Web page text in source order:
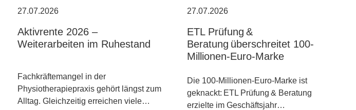
27.07.2026
Aktivrente 2026 –
Weiterarbeiten im Ruhestand
Fachkräftemangel in der
Physiotherapiepraxis gehört längst zum
Alltag. Gleichzeitig erreichen viele…
27.07.2026
ETL Prüfung &
Beratung überschreitet 100-
Millionen-Euro-Marke
Die 100-Millionen-Euro-Marke ist
geknackt: ETL Prüfung & Beratung
erzielte im Geschäftsjahr…